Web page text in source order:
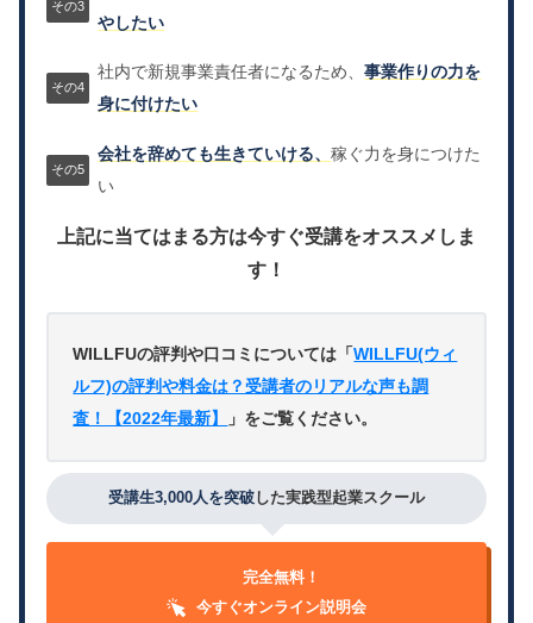
やしたい
社内で新規事業責任者になるため、事業作りの力を
身に付けたい
会社を辞めても生きていける、稼ぐ力を身につけた
い
上記に当てはまる方は今すぐ受講をオススメしま
す！
WILLFUの評判や口コミについては「WILLFU(ウィ
ルフ)の評判や料金は？受講者のリアルな声も調
査！【2022年最新】
」をご覧ください。
受講生3,000人を突破 した実践型起業スクール
完全無料！
今すぐオンライン説明会